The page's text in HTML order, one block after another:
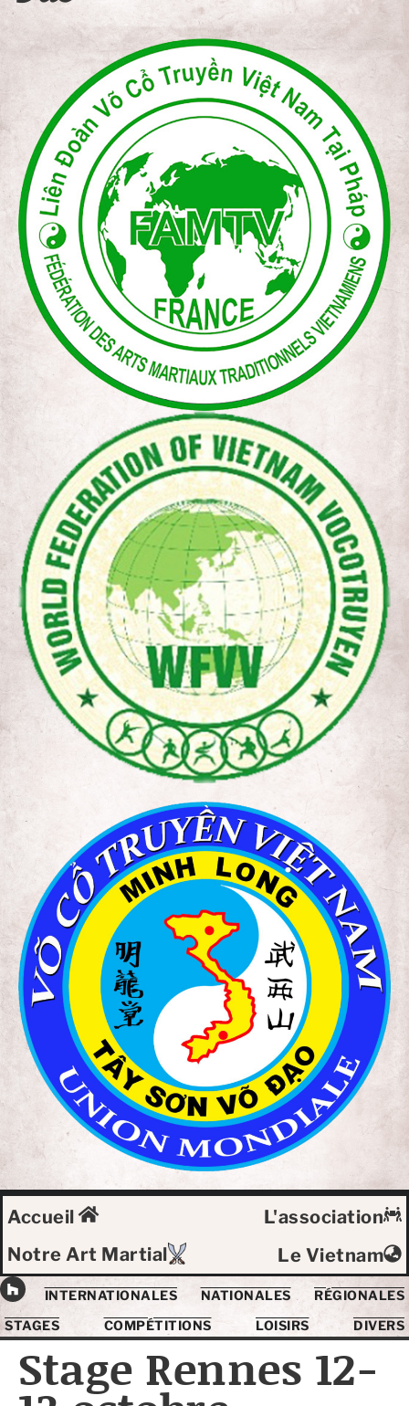
Accueil
L'association
Notre Art Martial
Le Vietnam
INTERNATIONALES NATIONALES
RÉGIONALES
STAGES
COMPÉTITIONS LOISIRS DIVERS
Stage Rennes 12-